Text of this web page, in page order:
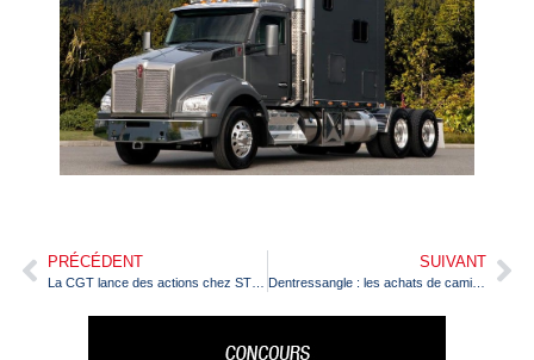
PRÉCÉDENT SUIVANT
Dentressangle : les achats de camions se poursuivent